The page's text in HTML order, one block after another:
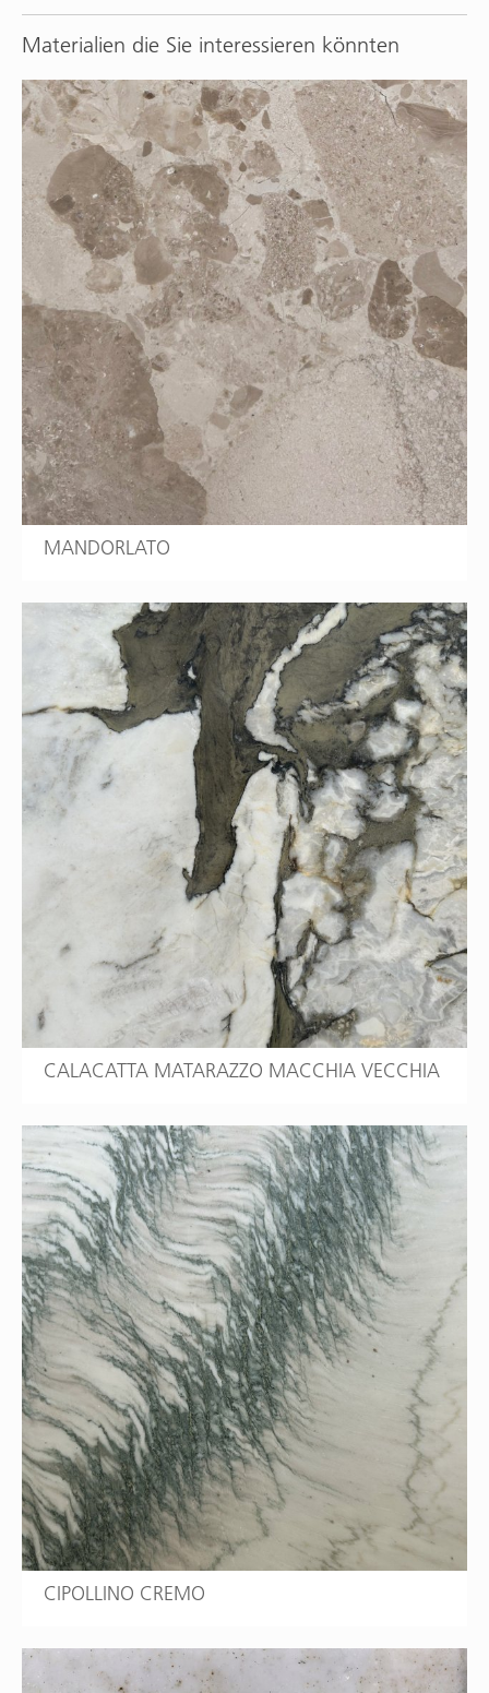
Materialien die Sie interessieren könnten
MANDORLATO
CALACATTA MATARAZZO MACCHIA VECCHIA
CIPOLLINO CREMO